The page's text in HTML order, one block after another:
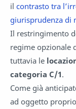
il contrasto tra
giurisprudenza di
Il restringimento
regime opzionale
tuttavia le
categoria C/1.
Come già
ad oggetto